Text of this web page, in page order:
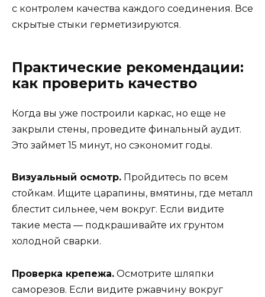
с контролем качества каждого соединения. Все
скрытые стыки герметизируются.
Практические рекомендации:
как проверить качество
Когда вы уже построили каркас, но еще не
закрыли стены, проведите финальный аудит.
Это займет 15 минут, но сэкономит годы.
Визуальный осмотр. Пройдитесь по всем
стойкам. Ищите царапины, вмятины, где металл
блестит сильнее, чем вокруг. Если видите
такие места — подкрашивайте их грунтом
холодной сварки.
Проверка крепежа. Осмотрите шляпки
саморезов. Если видите ржавчину вокруг